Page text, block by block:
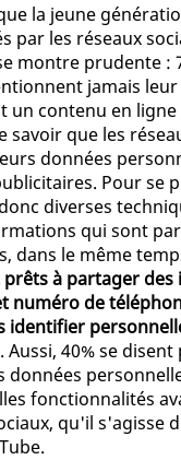
la jeune
par les réseaux
montre prudente :
jamais
un contenu en ligne
savoir que les
données
Pour se
diverses
qui sont
dans le même
prêts à partager
numéro de
identifier
. Aussi, 40% se
données
fonctionnalités
qu'il s'agisse